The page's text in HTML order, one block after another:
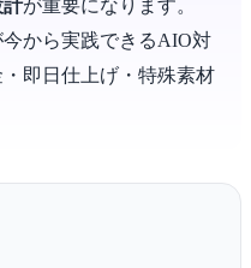
計が重要になります。
から実践できるAIO対
即日仕上げ・特殊素材